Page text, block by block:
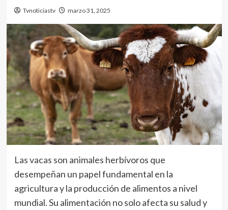
Tvnoticiastv marzo 31, 2025
Las vacas son animales herbívoros que
desempeñan un papel fundamental en la
agricultura y la producción de alimentos a nivel
mundial. Su alimentación no solo afecta su salud y